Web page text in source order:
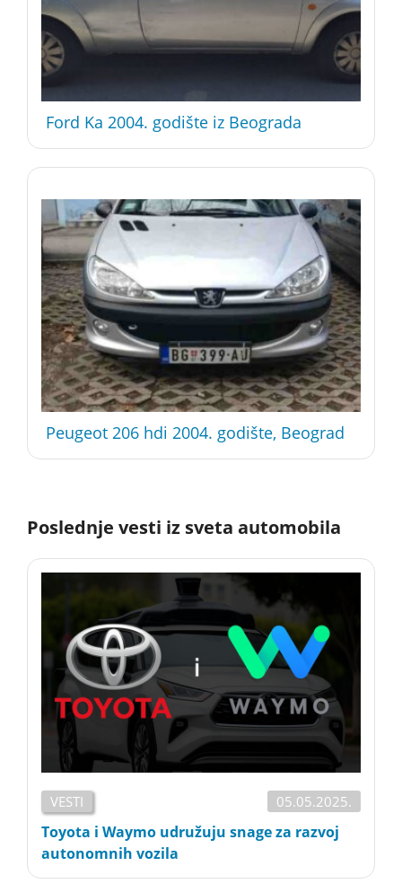
Ford Ka 2004. godište iz Beograda
Peugeot 206 hdi 2004. godište, Beograd
Poslednje vesti iz sveta automobila
VESTI 05.05.2025.
Toyota i Waymo udružuju snage za razvoj
autonomnih vozila